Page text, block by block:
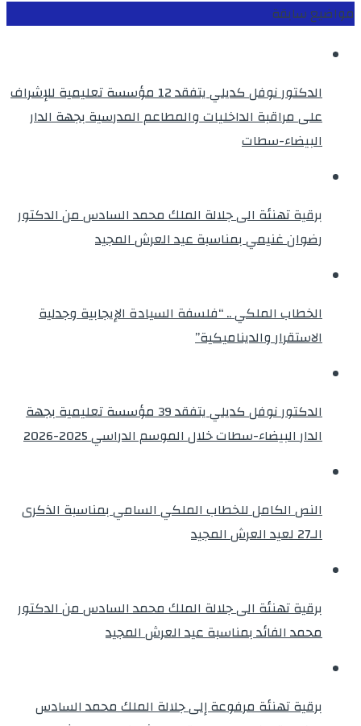
مواضيع سابقة
الدكتور نوفل كديلي يتفقد 12 مؤسسة تعليمية للإشراف
على مراقبة الداخليات والمطاعم المدرسية بجهة الدار
البيضاء-سطات
برقية تهنئة الى جلالة الملك محمد السادس من الدكتور
رضوان غنيمي بمناسبة عيد العرش المجيد
الخطاب الملكي .. “فلسفة السيادة الإيجابية وجدلية
الاستقرار والديناميكية”
الدكتور نوفل كديلي يتفقد 39 مؤسسة تعليمية بجهة
الدار البيضاء-سطات خلال الموسم الدراسي 2025-2026
النص الكامل للخطاب الملكي السامي بمناسبة الذكرى
الـ27 لعيد العرش المجيد
برقية تهنئة الى جلالة الملك محمد السادس من الدكتور
محمد الفائد بمناسبة عيد العرش المجيد
برقية تهنئة مرفوعة إلى جلالة الملك محمد السادس